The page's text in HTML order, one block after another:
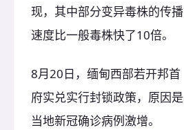
现，其中部分变异毒株的传播
速度比一般毒株快了10倍。
8月20日，缅甸西部若开邦首
府实兑实行封锁政策，原因是
当地新冠确诊病例激增。